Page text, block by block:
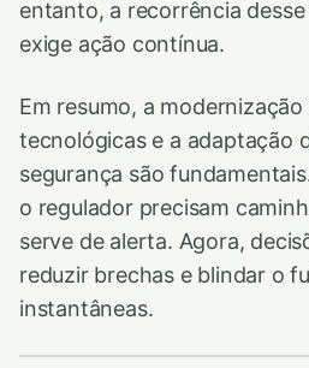
entanto, a recorrência
exige ação contínua.
Em resumo, a
tecnológicas e a adaptação
segurança são
o regulador precisam
serve de alerta. Agora,
reduzir brechas e blindar o
instantâneas.